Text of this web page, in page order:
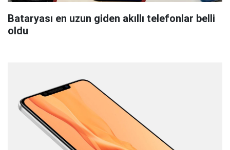
Bataryası en uzun giden akıllı telefonlar belli
oldu